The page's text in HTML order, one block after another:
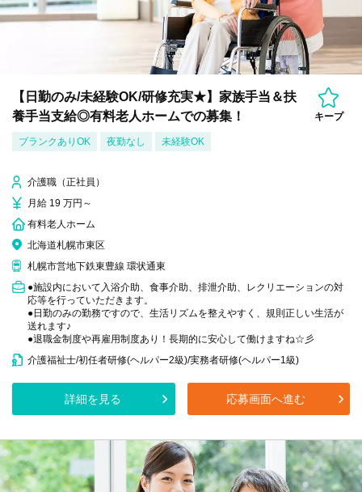
【日勤のみ/未経験OK/研修充実★】家族手当＆扶
養手当支給◎有料老人ホームでの募集！
キープ
ブランクありOK 夜勤なし 未経験OK
介護職（正社員）
月給 19 万円～
有料老人ホーム
北海道札幌市東区
札幌市営地下鉄東豊線 環状通東
●施設内において入浴介助、食事介助、排泄介助、レクリエーションの対
応等を行っていただきます。
●日勤のみの勤務ですので、生活リズムを整えやすく、規則正しい生活が
送れます♪
●退職金制度や再雇用制度あり！長期的に安心して働けますね☆彡
介護福祉士/初任者研修(ヘルパー2級)/実務者研修(ヘルパー1級)
詳細を見る 応募画面へ進む